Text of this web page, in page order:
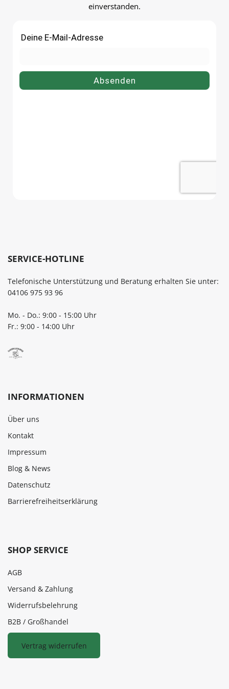
einverstanden.
SERVICE-HOTLINE
Telefonische Unterstützung und Beratung erhalten Sie unter:
04106 975 93 96
Mo. - Do.: 9:00 - 15:00 Uhr
Fr.: 9:00 - 14:00 Uhr
INFORMATIONEN
Über uns
Kontakt
Impressum
Blog & News
Datenschutz
Barrierefreiheitserklärung
SHOP SERVICE
AGB
Versand & Zahlung
Widerrufsbelehrung
B2B / Großhandel
Vertrag widerrufen